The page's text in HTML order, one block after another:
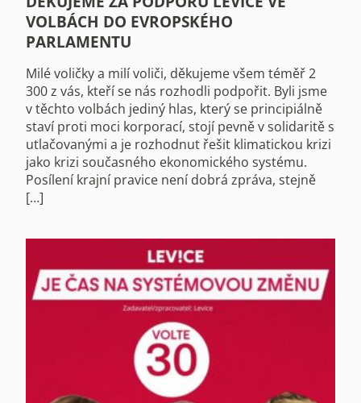
VOLBÁCH DO EVROPSKÉHO
PARLAMENTU
Milé voličky a milí voliči, děkujeme všem téměř 2
300 z vás, kteří se nás rozhodli podpořit. Byli jsme
v těchto volbách jediný hlas, který se principiálně
staví proti moci korporací, stojí pevně v solidaritě s
utlačovanými a je rozhodnut řešit klimatickou krizi
jako krizi současného ekonomického systému.
Posílení krajní pravice není dobrá zpráva, stejně
[…]